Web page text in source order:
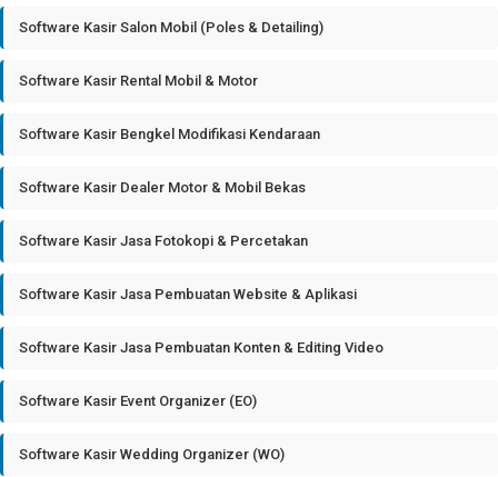
Software Kasir Salon Mobil (Poles & Detailing)
Software Kasir Rental Mobil & Motor
Software Kasir Bengkel Modifikasi Kendaraan
Software Kasir Dealer Motor & Mobil Bekas
Software Kasir Jasa Fotokopi & Percetakan
Software Kasir Jasa Pembuatan Website & Aplikasi
Software Kasir Jasa Pembuatan Konten & Editing Video
Software Kasir Event Organizer (EO)
Software Kasir Wedding Organizer (WO)